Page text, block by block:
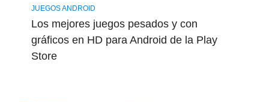
JUEGOS ANDROID
Los mejores juegos pesados y con
gráficos en HD para Android de la Play
Store